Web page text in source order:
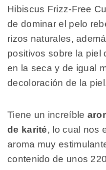
Hibiscus Frizz-Free
de dominar el pelo
rizos naturales,
positivos sobre la piel
en la seca y de igual
decoloración de la
Tiene un increíble
de karité, lo cual nos
aroma muy
contenido de unos